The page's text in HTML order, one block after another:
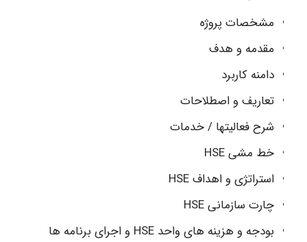
مشخصات پروژه
مقدمه و هدف
دامنه کاربرد
تعاریف و اصطلاحات
شرح فعالیتها / خدمات
خط مشی HSE
استراتژی و اهداف HSE
چارت سازمانی HSE
بودجه و هزینه های واحد HSE و اجرای برنامه ها